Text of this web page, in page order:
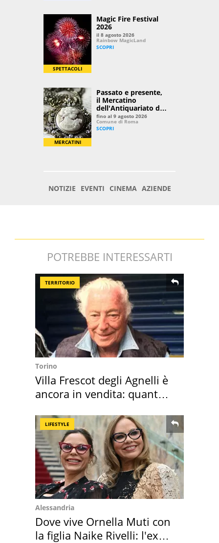
POTREBBE INTERESSARTI
TERRITORIO
Torino
Villa Frescot degli Agnelli è
ancora in vendita: quanto
LIFESTYLE
Alessandria
Dove vive Ornella Muti con
la figlia Naike Rivelli: l'ex